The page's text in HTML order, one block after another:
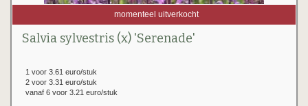
momenteel uitverkocht
Salvia sylvestris (x) 'Serenade'
1 voor 3.61 euro/stuk
2 voor 3.31 euro/stuk
vanaf 6 voor 3.21 euro/stuk